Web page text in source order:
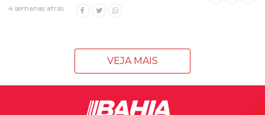
4 semanas atrás
VEJA MAIS